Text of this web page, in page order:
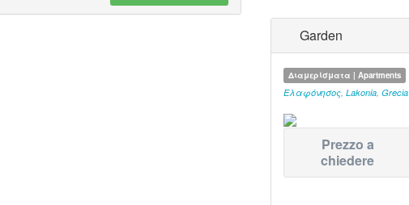
Garden
Διαμερίσματα | Apartments
Ελαφόνησος, Lakonia, Grecia
Prezzo a
chiedere